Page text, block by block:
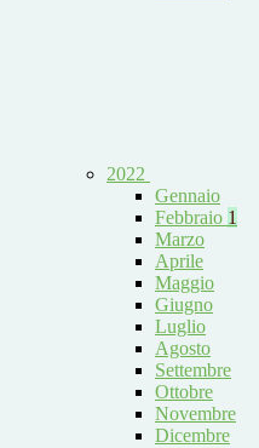
2022
Gennaio
Febbraio 1
Marzo
Aprile
Maggio
Giugno
Luglio
Agosto
Settembre
Ottobre
Novembre
Dicembre